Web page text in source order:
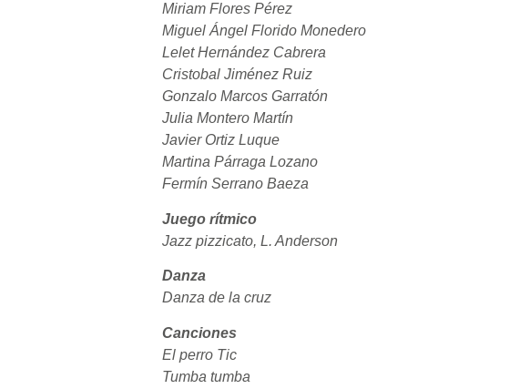
Miriam Flores Pérez
Miguel Ángel Florido Monedero
Lelet Hernández Cabrera
Cristobal Jiménez Ruiz
Gonzalo Marcos Garratón
Julia Montero Martín
Javier Ortiz Luque
Martina Párraga Lozano
Fermín Serrano Baeza
Juego rítmico
Jazz pizzicato, L. Anderson
Danza
Danza de la cruz
Canciones
El perro Tic
Tumba tumba